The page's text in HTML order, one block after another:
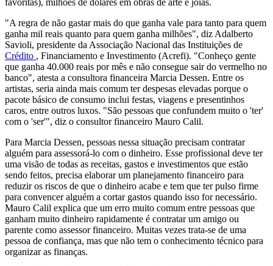
"A regra de não gastar mais do que ganha vale para tanto para quem
ganha mil reais quanto para quem ganha milhões", diz Adalberto
Savioli, presidente da Associação Nacional das Instituições de
Crédito , Financiamento e Investimento (Acrefi). "Conheço gente
que ganha 40.000 reais por mês e não consegue sair do vermelho no
banco", atesta a consultora financeira Marcia Dessen. Entre os
artistas, seria ainda mais comum ter despesas elevadas porque o
pacote básico de consumo inclui festas, viagens e presentinhos
caros, entre outros luxos. "São pessoas que confundem muito o 'ter'
com o 'ser'", diz o consultor financeiro Mauro Calil.
Para Marcia Dessen, pessoas nessa situação precisam contratar
alguém para assessorá-lo com o dinheiro. Esse profissional deve ter
uma visão de todas as receitas, gastos e investimentos que estão
sendo feitos, precisa elaborar um planejamento financeiro para
reduzir os riscos de que o dinheiro acabe e tem que ter pulso firme
para convencer alguém a cortar gastos quando isso for necessário.
Mauro Calil explica que um erro muito comum entre pessoas que
ganham muito dinheiro rapidamente é contratar um amigo ou
parente como assessor financeiro. Muitas vezes trata-se de uma
pessoa de confiança, mas que não tem o conhecimento técnico para
organizar as finanças.